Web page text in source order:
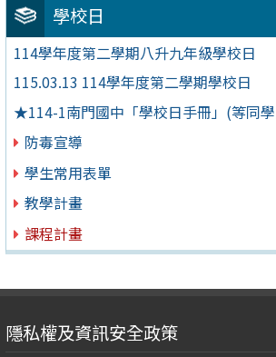
學校日
114學年度第二學期八升九年級學校日
115.03.13 114學年度第二學期學校日
★114-1南門國中「學校日手冊」(等同
防毒宣導
學生常用表單
教學計畫
課程計畫
隱私權及資訊安全政策